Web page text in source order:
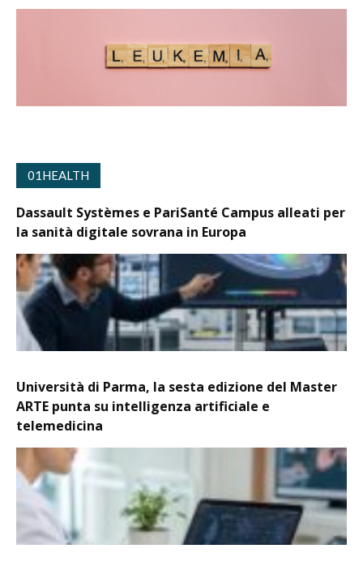
01HEALTH
Dassault Systèmes e PariSanté Campus alleati per
la sanità digitale sovrana in Europa
Università di Parma, la sesta edizione del Master
ARTE punta su intelligenza artificiale e
telemedicina